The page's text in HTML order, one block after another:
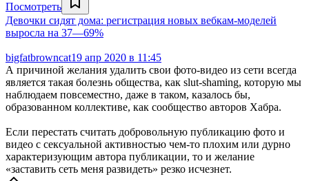
Посмотреть
Девочки сидят дома: регистрация новых вебкам-моделей
выросла на 37—69%
bigfatbrowncat19 апр 2020 в 11:45
А причиной желания удалить свои фото-видео из сети всегда
является такая болезнь общества, как slut-shaming, которую мы
наблюдаем повсеместно, даже в таком, казалось бы,
образованном коллективе, как сообщество авторов Хабра.
Если перестать считать добровольную публикацию фото и
видео с сексуальной активностью чем-то плохим или дурно
характеризующим автора публикации, то и желание
«заставить сеть меня развидеть» резко исчезнет.